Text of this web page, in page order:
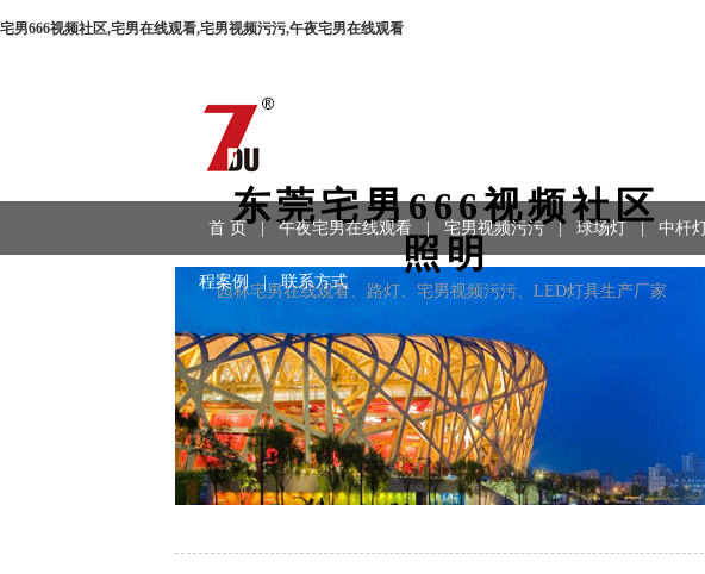
宅男666视频社区,宅男在线观看,宅男视频污污,午夜宅男在线观看
东莞宅男666视频社区
照明
园林宅男在线观看、路灯、宅男视频污污、LED灯具生产厂家
首 页 午夜宅男在线观看 宅男视频污污 | 球场灯 中杆
程案例 | 联系方式